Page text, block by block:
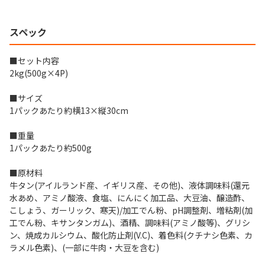
スペック
■セット内容
2kg(500g×4P)
■サイズ
1パックあたり約横13×縦30cm
■重量
1パックあたり約500g
■原材料
牛タン(アイルランド産、イギリス産、その他)、液体調味料(還元
水あめ、アミノ酸液、食塩、にんにく加工品、大豆油、醸造酢、
こしょう、ガーリック、寒天)/加工でん粉、pH調整剤、増粘剤(加
工でん粉、キサンタンガム)、酒精、調味料(アミノ酸等)、グリシ
ン、焼成カルシウム、酸化防止剤(V.C)、着色料(クチナシ色素、カ
ラメル色素)、(一部に牛肉・大豆を含む)